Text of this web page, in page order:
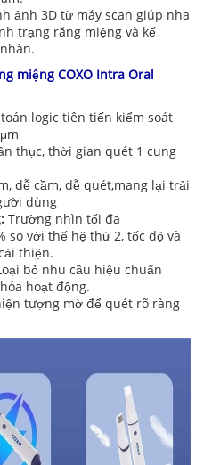
ảnh 3D từ máy scan giúp nha
trạng răng miệng và kế
miệng COXO Intra Oral
logic tiên tiến kiểm soát
thục, thời gian quét 1 cung
dễ cầm, dễ quét,mang lại trải
dùng
Trường nhìn tối đa
so với thế hệ thứ 2, tốc độ và
thiện.
bỏ nhu cầu hiệu chuẩn
hoạt động.
tượng mờ để quét rõ ràng